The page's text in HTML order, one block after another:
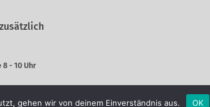
- 10 Uhr
gehen wir von deinem Einverständnis aus. OK